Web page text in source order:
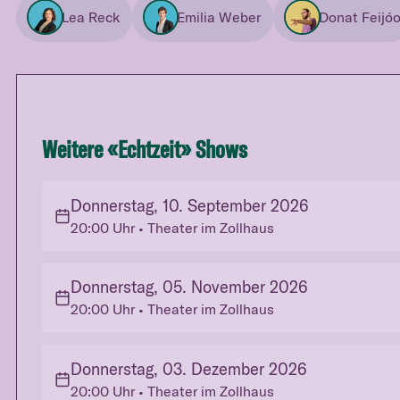
Lea Reck Emilia Weber Donat Feijóo
Weitere «Echtzeit» Shows
Donnerstag, 10. September 2026
20:00 Uhr• Theater im Zollhaus
Donnerstag, 05. November 2026
20:00 Uhr• Theater im Zollhaus
Donnerstag, 03. Dezember 2026
20:00 Uhr• Theater im Zollhaus